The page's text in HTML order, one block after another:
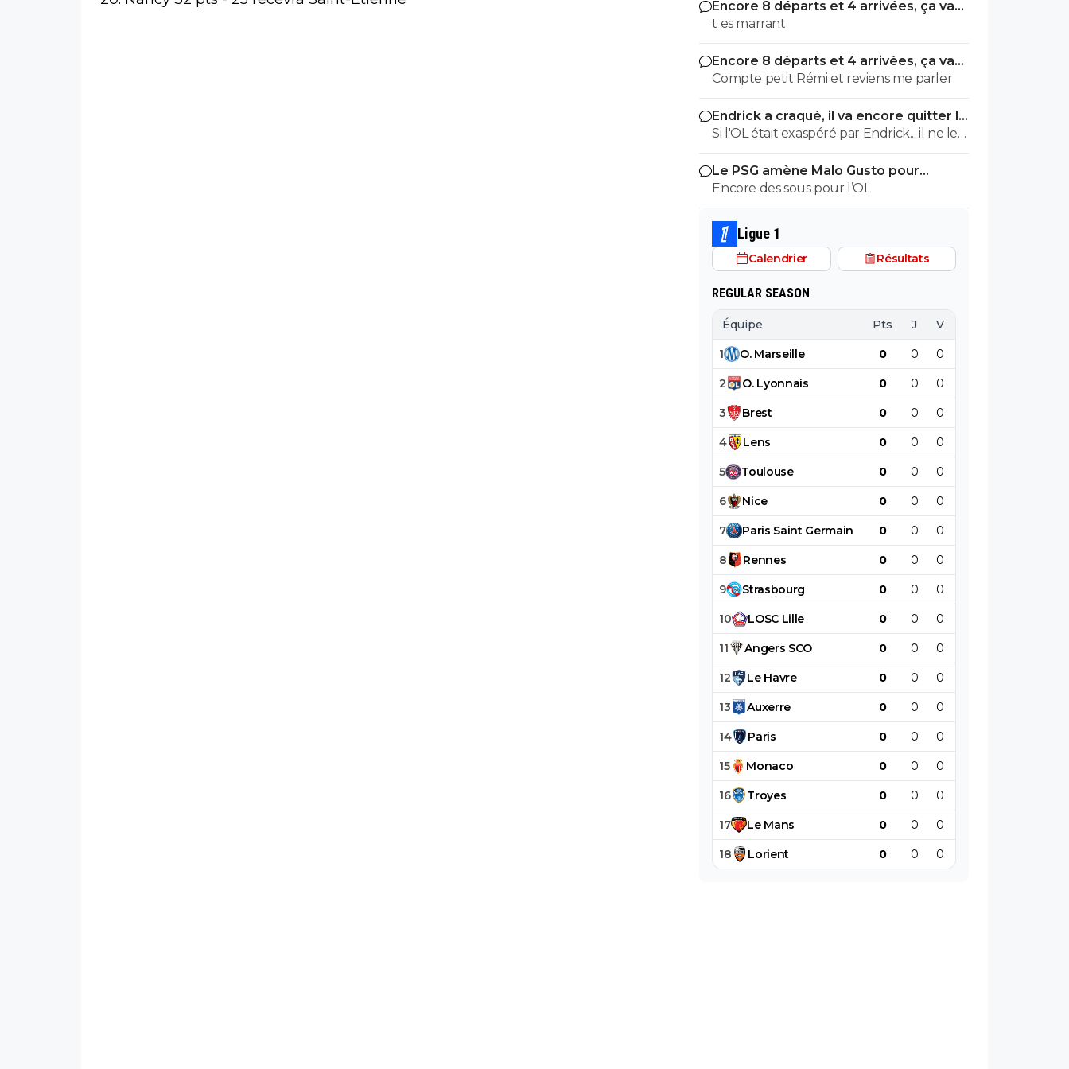
Encore 8 départs et 4 arrivées, ça va
valser à l'OL
t es marrant
Encore 8 départs et 4 arrivées, ça va
valser à l'OL
Compte petit Rémi et reviens me parler
Endrick a craqué, il va encore quitter le
Real
Si l'OL était exaspéré par Endrick... il ne le
suivrait pas de très près. Bref... Quand
l'équipe sera complète... ce sera beaucoup
mieux.
Le PSG amène Malo Gusto pour
concurrencer Hakimi
Encore des sous pour l’OL
Ligue 1
Calendrier Résultats
REGULAR SEASON
Équipe Pts J V
1 O. Marseille 0 0 0
2 O. Lyonnais 0 0 0
3 Brest 0 0 0
4 Lens 0 0 0
5 Toulouse 0 0 0
6 Nice 0 0 0
7 Paris Saint Germain 0 0 0
8 Rennes 0 0 0
9 Strasbourg 0 0 0
10 LOSC Lille 0 0 0
11 Angers SCO 0 0 0
12 Le Havre 0 0 0
13 Auxerre 0 0 0
14 Paris 0 0 0
15 Monaco 0 0 0
16 Troyes 0 0 0
17 Le Mans 0 0 0
18 Lorient 0 0 0